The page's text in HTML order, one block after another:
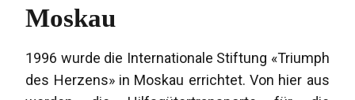
Moskau
1996 wurde die Internationale Stiftung «Triumph
des Herzens» in Moskau errichtet. Von hier aus